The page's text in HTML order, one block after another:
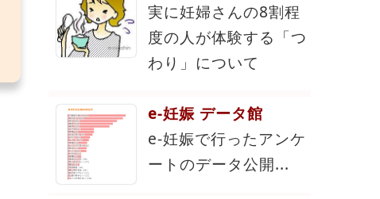
実に妊婦さんの8割程
度の人が体験する「つ
わり」について
e-妊娠 データ館
e-妊娠で行ったアンケ
ートのデータ公開...